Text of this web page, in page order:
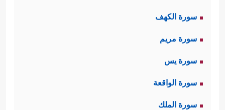
سورة الكهف
سورة مريم
سورة يس
سورة الواقعة
سورة الملك